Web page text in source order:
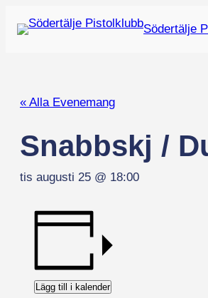
Södertälje
« Alla Evenemang
Snabbskj /
tis augusti 25 @ 18:00
Lägg till i kalender